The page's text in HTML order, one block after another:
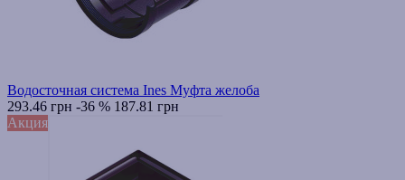
Водосточная система Ines Муфта желоба
293.46 грн -36 % 187.81 грн
Акция